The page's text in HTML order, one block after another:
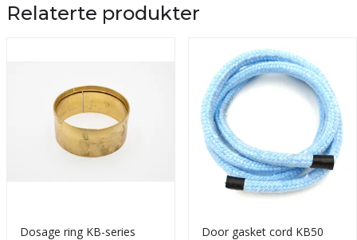
Relaterte produkter
Dosage ring KB-series Door gasket cord KB50